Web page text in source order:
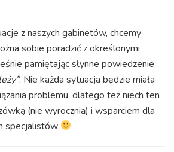
z naszych gabinetów, chcemy
sobie poradzić z określonymi
pamiętając słynne powiedzenie
. Nie każda sytuacja będzie miała
problemu, dlatego też niech ten
(nie wyrocznią) i wsparciem dla
specjalistów